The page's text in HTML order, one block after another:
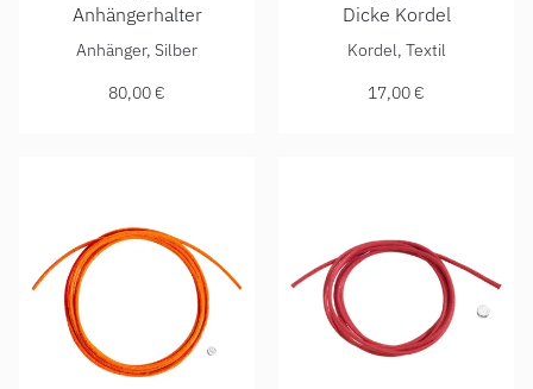
Anhängerhalter
DoDo Anhängerhalter, Ref: DUC5004-CHOLD-000AG,
Anhänger, Silber
80,00 €
Dicke Kordel
DoDo Dicke Kordel, Ref:
Kordel, Textil
17,00 €